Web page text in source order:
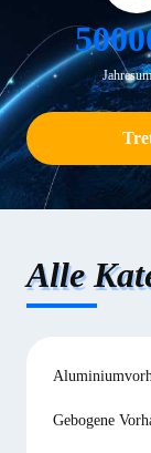
Alle
Gebogene